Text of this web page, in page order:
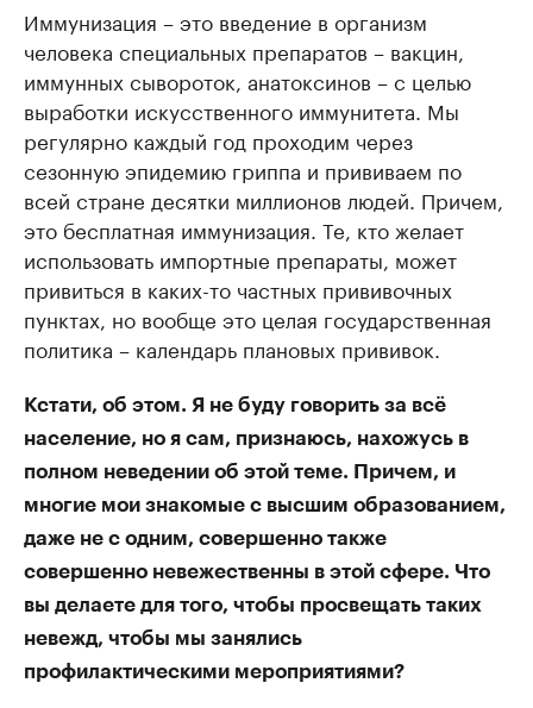
Иммунизация – это введение в организм
человека специальных препаратов – вакцин,
иммунных сывороток, анатоксинов – с целью
выработки искусственного иммунитета. Мы
регулярно каждый год проходим через
сезонную эпидемию гриппа и прививаем по
всей стране десятки миллионов людей. Причем,
это бесплатная иммунизация. Те, кто желает
использовать импортные препараты, может
привиться в каких-то частных прививочных
пунктах, но вообще это целая государственная
политика – календарь плановых прививок.
Кстати, об этом. Я не буду говорить за всё
население, но я сам, признаюсь, нахожусь в
полном неведении об этой теме. Причем, и
многие мои знакомые с высшим образованием,
даже не с одним, совершенно также
совершенно невежественны в этой сфере. Что
вы делаете для того, чтобы просвещать таких
невежд, чтобы мы занялись
профилактическими мероприятиями?